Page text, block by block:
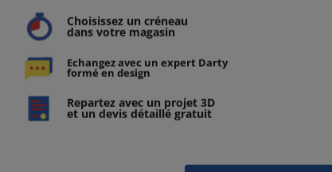
Choisissez un créneau
dans votre magasin
Echangez avec un expert Darty
formé en design
Repartez avec un projet 3D
et un devis détaillé gratuit